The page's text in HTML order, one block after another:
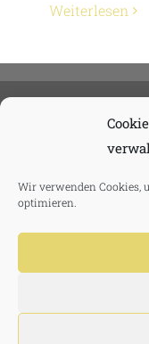
Wir verwenden Cookies,
optimieren.
Weiterlesen
TVMG Media